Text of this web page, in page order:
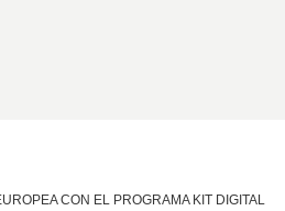
CON EL PROGRAMA KIT DIGITAL